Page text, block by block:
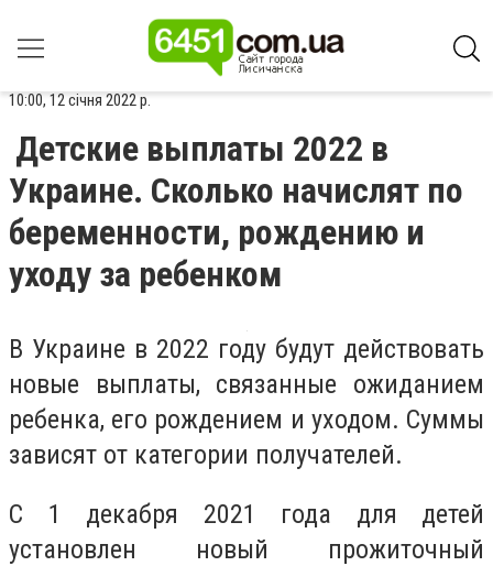
10:00, 12 січня 2022 р.
Детские выплаты 2022 в
Украине. Сколько начислят по
беременности, рождению и
уходу за ребенком
В Украине в 2022 году будут действовать
новые выплаты, связанные ожиданием
ребенка, его рождением и уходом. Суммы
зависят от категории получателей.
С 1 декабря 2021 года для детей
установлен новый прожиточный